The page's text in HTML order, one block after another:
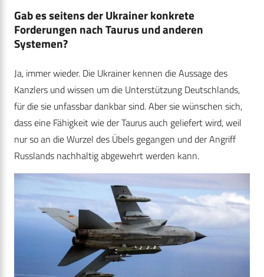
Gab es seitens der Ukrainer konkrete
Forderungen nach Taurus und anderen
Systemen?
Ja, immer wieder. Die Ukrainer kennen die Aussage des
Kanzlers und wissen um die Unterstützung Deutschlands,
für die sie unfassbar dankbar sind. Aber sie wünschen sich,
dass eine Fähigkeit wie der Taurus auch geliefert wird, weil
nur so an die Wurzel des Übels gegangen und der Angriff
Russlands nachhaltig abgewehrt werden kann.